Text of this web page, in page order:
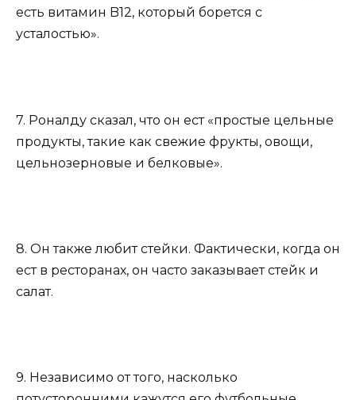
есть витамин B12, который борется с
усталостью».
7. Роналду сказал, что он ест «простые цельные
продукты, такие как свежие фрукты, овощи,
цельнозерновые и белковые».
8. Он также любит стейки. Фактически, когда он
ест в ресторанах, он часто заказывает стейк и
салат.
9. Независимо от того, насколько